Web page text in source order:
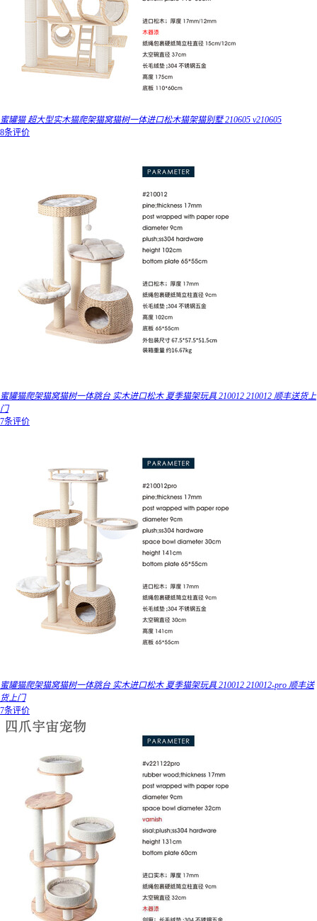
蜜罐猫 超大型实木猫爬架猫窝猫树一体进口松木猫架猫别墅 210605 v210605
8条评价
蜜罐猫爬架猫窝猫树一体跳台 实木进口松木 夏季猫架玩具 210012 210012 顺丰送货上
门
7条评价
蜜罐猫爬架猫窝猫树一体跳台 实木进口松木 夏季猫架玩具 210012 210012-pro 顺丰送
货上门
7条评价